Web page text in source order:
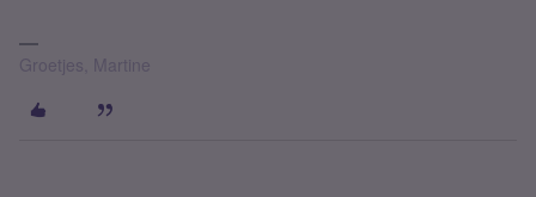
Groetjes, Martine